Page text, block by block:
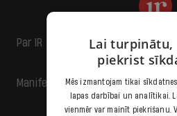
Par IR
Manifests
Lai turpinātu,
piekrist
Mēs izmantojam tikai
lapas darbībai un analītikai.
vienmēr var mainīt piekrišanu.